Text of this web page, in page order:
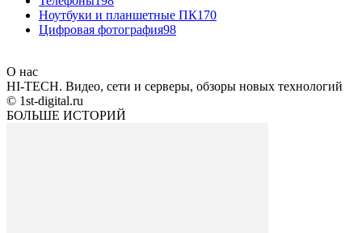
Ноутбуки и планшетные ПК170
Цифровая фотография98
О нас
HI-TECH. Видео, сети и серверы, обзоры новых технологий
© 1st-digital.ru
БОЛЬШЕ ИСТОРИЙ